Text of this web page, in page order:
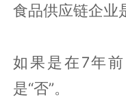
食品供应链企业
如果是在7年
是“否”。